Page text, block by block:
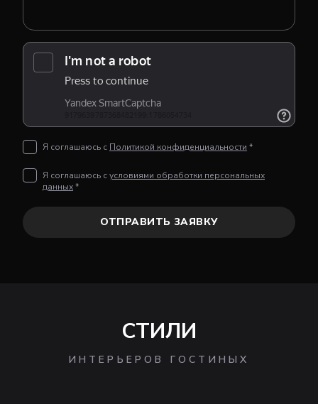
Я соглашаюсь с Политикой конфиденциальности *
Я соглашаюсь сусловиями обработки персональных
данных*
ОТПРАВИТЬ ЗАЯВКУ
СТИЛИ
ИНТЕРЬЕРОВ ГОСТИНЫХ